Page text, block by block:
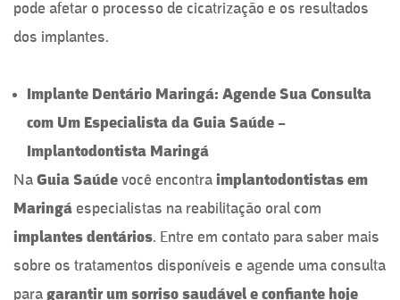
pode afetar o processo de cicatrização e os resultados
dos implantes.
Implante Dentário Maringá: Agende Sua Consulta
com Um Especialista da Guia Saúde –
Implantodontista Maringá
Na Guia Saúde você encontra implantodontistas em
Maringá especialistas na reabilitação oral com
implantes dentários. Entre em contato para saber mais
sobre os tratamentos disponíveis e agende uma consulta
para garantir um sorriso saudável e confiante hoje